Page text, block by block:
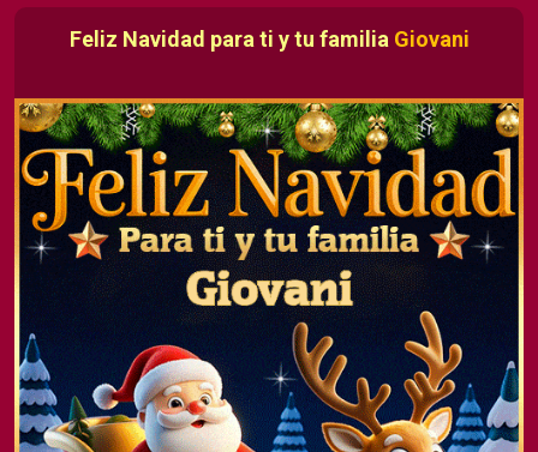
Feliz Navidad para ti y tu familia Giovani